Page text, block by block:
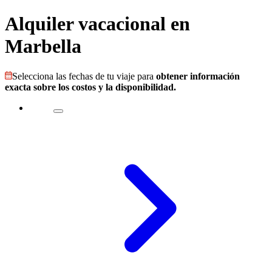
Alquiler vacacional en
Marbella
Selecciona las fechas de tu viaje para obtener información
exacta sobre los costos y la disponibilidad.